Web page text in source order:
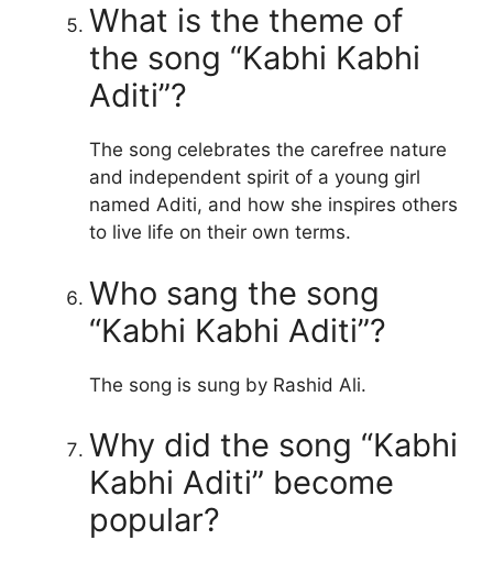
What is the theme of
the song “Kabhi Kabhi
Aditi”?
The song celebrates the carefree nature
and independent spirit of a young girl
named Aditi, and how she inspires others
to live life on their own terms.
Who sang the song
“Kabhi Kabhi Aditi”?
The song is sung by Rashid Ali.
Why did the song “Kabhi
Kabhi Aditi” become
popular?